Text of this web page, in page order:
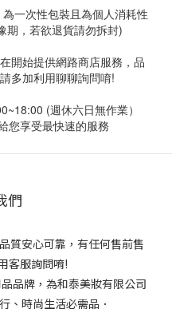
一次性包裝且為個人消耗性
期，若欲退貨請勿拆封)
開始提供網路商店服務，品
多加利用聊聊詢問唷!
(週休六日無作業）
您享受最快速的服務
們
質安心可靠，有任何售前售
客服詢問唷!
品牌，為和泰美妝有限公司
、時尚生活必需品．